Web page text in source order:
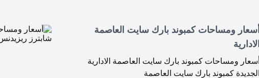
أسعار ومساحات كمبوند بارك سايت العاصمة
الادارية
أسعار ومساحات كمبوند بارك سايت العاصمة الادارية
الجديدة كمبوند بارك سايت العاصمة